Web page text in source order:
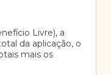
Livre), a
da aplicação, o
mais os